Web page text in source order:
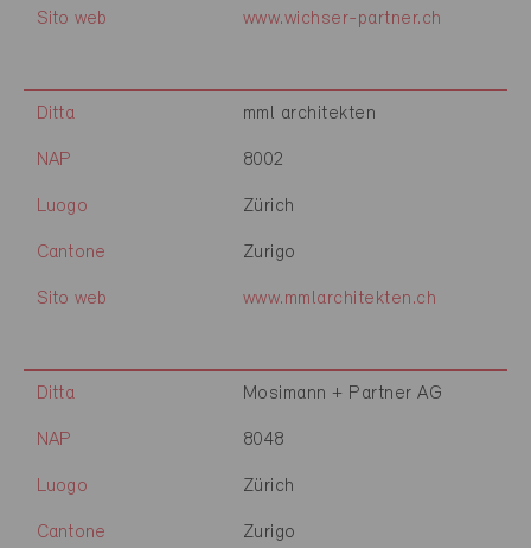
Sito web www.wichser-partner.ch
Ditta mml architekten
NAP 8002
Luogo Zürich
Cantone Zurigo
Sito web www.mmlarchitekten.ch
Ditta Mosimann + Partner AG
NAP 8048
Luogo Zürich
Cantone Zurigo